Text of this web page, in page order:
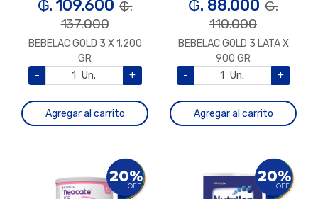
₲. 109.600 ₲.
137.000
BEBELAC GOLD 3 X 1.200
GR
-
Un. +
Agregar al carrito
₲. 88.000 ₲.
110.000
BEBELAC GOLD 3 LATA X
900 GR
-
Un. +
Agregar al carrito
20%
OFF
20%
OFF